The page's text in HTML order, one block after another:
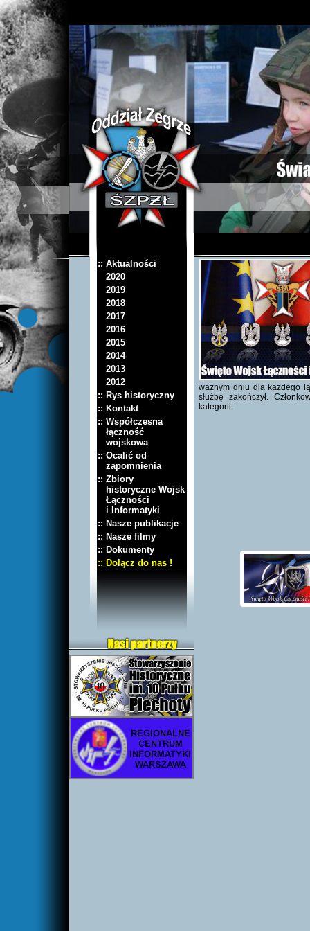
:: Aktualności
2020
2019
2018
2017
2016
2015
2014
2013
2012
:: Rys historyczny
:: Kontakt
:: Współczesna
łączność
wojskowa
:: Ocalić od
zapomnienia
:: Zbiory
historyczne Wojsk
Łączności
i Informatyki
:: Nasze publikacje
:: Nasze filmy
:: Dokumenty
:: Dołącz do nas !
ważnym dniu dla każdego
służbę zakończył.
kategorii.